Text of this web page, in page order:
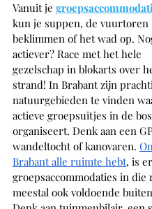
Vanuit je
kun je suppen, de vuurtoren
beklimmen of het wad op.
actiever? Race met het hele
gezelschap in blokarts over
strand! In Brabant zijn
natuurgebieden te vinden
actieve groepsuitjes in de
organiseert. Denk aan een
wandeltocht of kanovaren.
Brabant alle ruimte hebt, is
groepsaccommodaties in die
meestal ook voldoende